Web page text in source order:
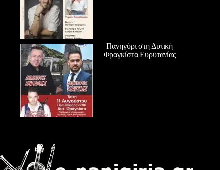
Πανηγύρι στη Δυτική
Φραγκίστα Ευρυτανίας